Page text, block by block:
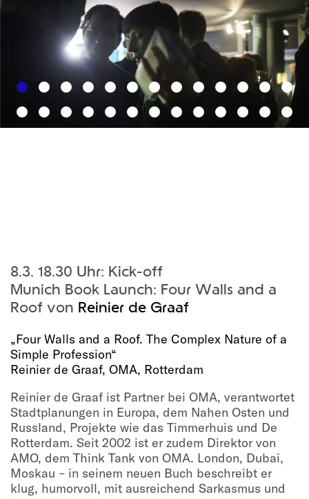
8.3. 18.30 Uhr: Kick-off
Munich Book Launch: Four Walls and a
Roof von Reinier de Graaf
„Four Walls and a Roof. The Complex Nature of a
Simple Profession“
Reinier de Graaf, OMA, Rotterdam
Reinier de Graaf ist Partner bei OMA, verantwortet
Stadtplanungen in Europa, dem Nahen Osten und
Russland, Projekte wie das Timmerhuis und De
Rotterdam. Seit 2002 ist er zudem Direktor von
AMO, dem Think Tank von OMA. London, Dubai,
Moskau – in seinem neuen Buch beschreibt er
klug, humorvoll, mit ausreichend Sarkasmus und